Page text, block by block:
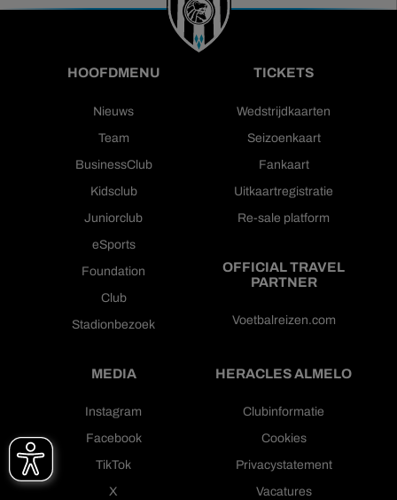
HOOFDMENU
Nieuws
Team
BusinessClub
Kidsclub
Juniorclub
eSports
Foundation
Club
Stadionbezoek
TICKETS
Wedstrijdkaarten
Seizoenkaart
Fankaart
Uitkaartregistratie
Re-sale platform
OFFICIAL TRAVEL
PARTNER
Voetbalreizen.com
MEDIA
Instagram
Facebook
TikTok
X
HERACLES ALMELO
Clubinformatie
Cookies
Privacystatement
Vacatures